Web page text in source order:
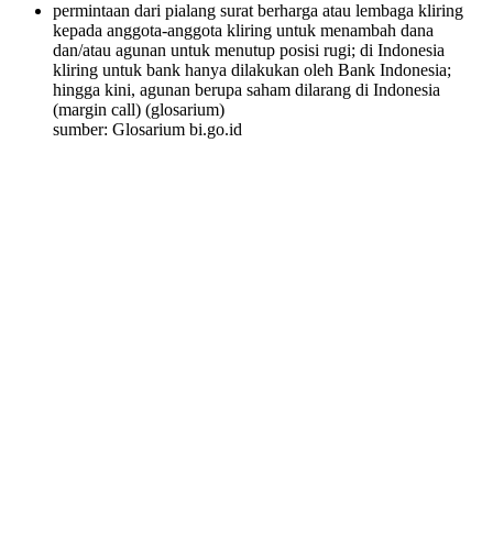
permintaan dari pialang surat berharga atau lembaga kliring
kepada anggota-anggota kliring untuk menambah dana
dan/atau agunan untuk menutup posisi rugi; di Indonesia
kliring untuk bank hanya dilakukan oleh Bank Indonesia;
hingga kini, agunan berupa saham dilarang di Indonesia
(margin call) (glosarium)
sumber: Glosarium bi.go.id